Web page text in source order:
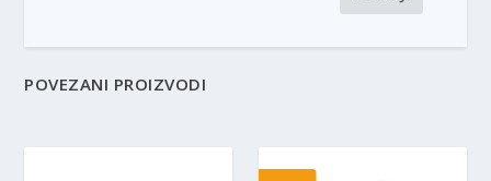
POVEZANI PROIZVODI